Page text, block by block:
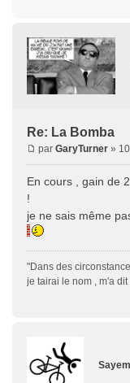
Re: La Bomba
par GaryTurner »
En cours , gain de
!
je ne sais même
"Dans des
je tairai le nom , m'a